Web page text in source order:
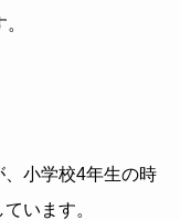
小学校4年生の時
います。